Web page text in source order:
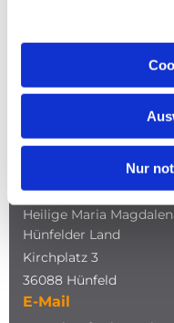
Nur
NAVIGATION
Katholische Kirche
Heilige Maria
Hünfelder Land
Kirchplatz 3
36088 Hünfeld
E-Mail